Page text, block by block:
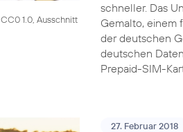
CC0 1.0, Ausschnitt
schneller. Das
Gemalto, einem
der deutschen
deutschen
Prepaid-SIM-
27. Februar 2018